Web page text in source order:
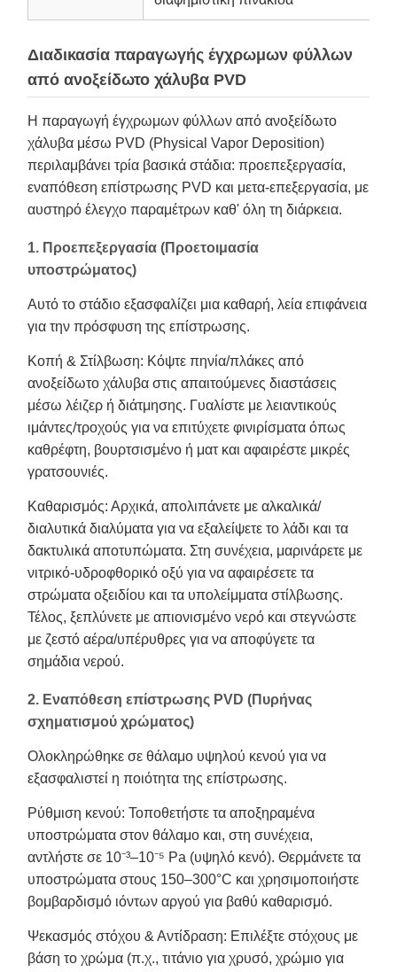
Διαδικασία παραγωγής έγχρωμων φύλλων
από ανοξείδωτο χάλυβα PVD
Η παραγωγή έγχρωμων φύλλων από ανοξείδωτο
χάλυβα μέσω PVD (Physical Vapor Deposition)
περιλαμβάνει τρία βασικά στάδια: προεπεξεργασία,
εναπόθεση επίστρωσης PVD και μετα-επεξεργασία, με
αυστηρό έλεγχο παραμέτρων καθ' όλη τη διάρκεια.
1. Προεπεξεργασία (Προετοιμασία
υποστρώματος)
Αυτό το στάδιο εξασφαλίζει μια καθαρή, λεία επιφάνεια
για την πρόσφυση της επίστρωσης.
Κοπή & Στίλβωση: Κόψτε πηνία/πλάκες από
ανοξείδωτο χάλυβα στις απαιτούμενες διαστάσεις
μέσω λέιζερ ή διάτμησης. Γυαλίστε με λειαντικούς
ιμάντες/τροχούς για να επιτύχετε φινιρίσματα όπως
καθρέφτη, βουρτσισμένο ή ματ και αφαιρέστε μικρές
γρατσουνιές.
Καθαρισμός: Αρχικά, απολιπάνετε με αλκαλικά/
διαλυτικά διαλύματα για να εξαλείψετε το λάδι και τα
δακτυλικά αποτυπώματα. Στη συνέχεια, μαρινάρετε με
νιτρικό-υδροφθορικό οξύ για να αφαιρέσετε τα
στρώματα οξειδίου και τα υπολείμματα στίλβωσης.
Τέλος, ξεπλύνετε με απιονισμένο νερό και στεγνώστε
με ζεστό αέρα/υπέρυθρες για να αποφύγετε τα
σημάδια νερού.
2. Εναπόθεση επίστρωσης PVD (Πυρήνας
σχηματισμού χρώματος)
Ολοκληρώθηκε σε θάλαμο υψηλού κενού για να
εξασφαλιστεί η ποιότητα της επίστρωσης.
Ρύθμιση κενού: Τοποθετήστε τα αποξηραμένα
υποστρώματα στον θάλαμο και, στη συνέχεια,
αντλήστε σε 10⁻³–10⁻⁵ Pa (υψηλό κενό). Θερμάνετε τα
υποστρώματα στους 150–300°C και χρησιμοποιήστε
βομβαρδισμό ιόντων αργού για βαθύ καθαρισμό.
Ψεκασμός στόχου & Αντίδραση: Επιλέξτε στόχους με
βάση το χρώμα (π.χ., τιτάνιο για χρυσό, χρώμιο για